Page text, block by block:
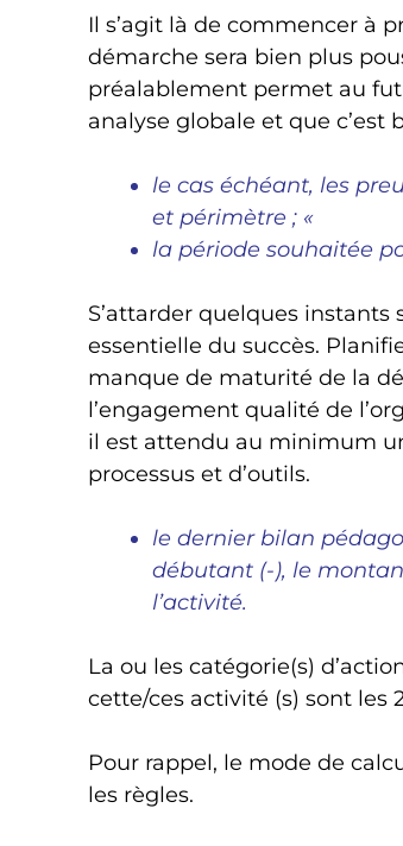
Il s’agit là de commencer à
démarche sera bien plus
préalablement permet au
analyse globale et que
le cas échéant, les
et périmètre ; «
la période souhaitée
S’attarder quelques instants
essentielle du succès.
manque de maturité de la
l’engagement qualité de
il est attendu au minimum
processus et d’outils.
le dernier bilan
débutant (-), le
l’activité.
La ou les catégorie(s)
cette/ces activité (s) sont les
Pour rappel, le mode de
les règles.